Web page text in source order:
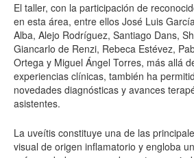
El taller, con la participación de
en esta área, entre ellos José Luis
Alba, Alejo Rodríguez, Santiago Dans,
Giancarlo de Renzi, Rebeca Estévez,
Ortega y Miguel Ángel Torres, más allá
experiencias clínicas, también ha
novedades diagnósticas y avances
asistentes.
La uveítis constituye una de las
visual de origen inflamatorio y engloba